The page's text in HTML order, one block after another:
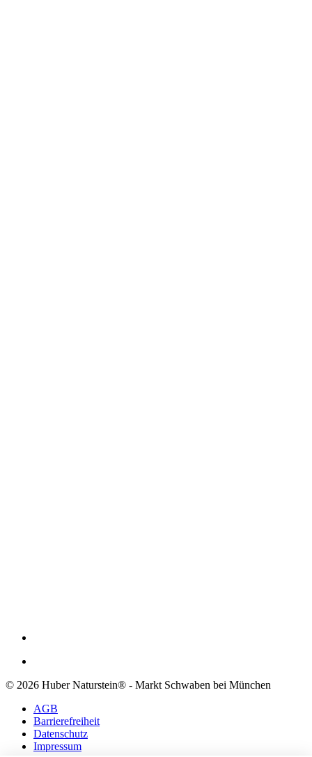
© 2026 Huber Naturstein® - Markt Schwaben bei München
AGB
Barrierefreiheit
Datenschutz
Impressum